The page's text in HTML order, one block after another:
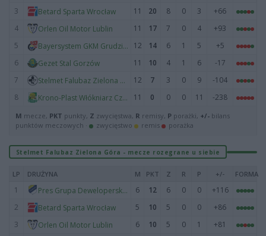
3
Betard Sparta Wrocław 11 20 8 0 3
+66
4
Orlen Oil Motor Lublin 11 17 7 0 4
+93
5
Bayersystem GKM Grudziądz 12 14 6 1 5
+5
6
Gezet Stal Gorzów 11 10 4 1 6
-17
7
Stelmet Falubaz Zielona Góra 12 7 3 0 9
-104
8
Krono-Plast Włókniarz Częstochowa 11 0 0 0 11 -238
M mecze, PKT punkty, Z zwycięstwa, R remisy, P porażki, +/- bilans
punktów meczowych ·
zwycięstwo remis porażka
Stelmet Falubaz Zielona Góra - mecze rozegrane u siebie
LP DRUŻYNA M PKT Z R P +/- FORMA
1 Pres Grupa Deweloperska Toruń 6 12 6 0 0
+116
2
Betard Sparta Wrocław 5 10 5 0 0
+86
3
Orlen Oil Motor Lublin 6 10 5 0 1
+81